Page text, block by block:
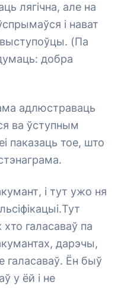
лягічна, але на
і нават
(Па
добра
адлюстраваць
ва ўступным
паказаць тое, што
і тут ужо ня
хто галасаваў па
дарэчы,
галасаваў. Ён быў
у ёй і не